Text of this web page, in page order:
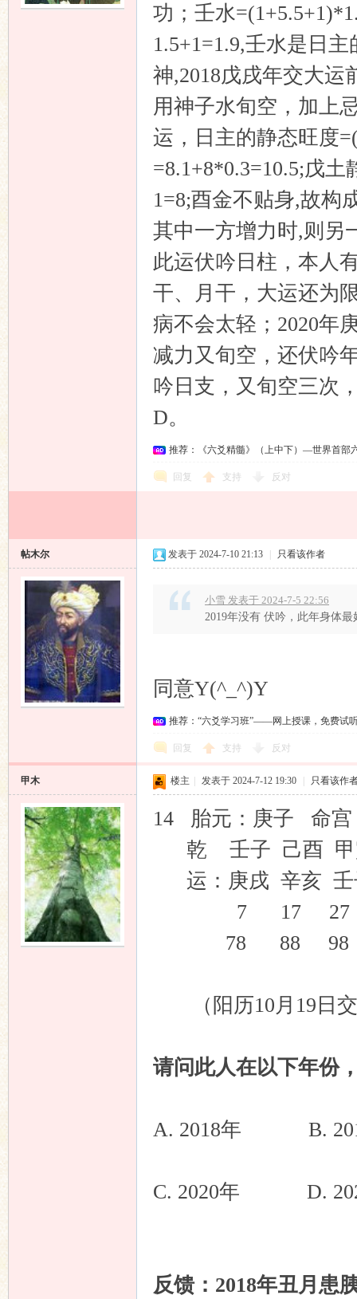
功；壬水
1.5+1=1.9,壬水是日
神,2018戊戌年交大运
用神子水旬空，加上
运，日主的静态旺度
=8.1+8*0.3=10.5;戊
1=8;酉金不贴身,故构
其中一方增力时,则另
此运伏吟日柱，本人
干、月干，大运还为
病不会太轻；2020年
减力又旬空，还伏吟
吟日支，又旬空三次
D。
推荐：《六爻精髓》（上中下）—世界首部
回复 支持 反对
帖木尔 发表于 2024-7-10 21:13 只看该作者
小雪 发表于 2024-7-5 22:56
2019年没有 伏吟，此年身体最
同意Y(^_^)Y
推荐：“六爻学习班”——网上授课，免费试
回复 支持 反对
甲木 楼主 发表于 2024-7-12 19:30 只看该作
14 胎元：庚子 命宫
乾 壬子 己酉 甲
运：庚戌 辛亥 壬
7 17 27
78 88 98
（阳历10月19日
请问此人在以下年份
A. 2018年 B.
C. 2020年 D.
反馈：2018年丑月患